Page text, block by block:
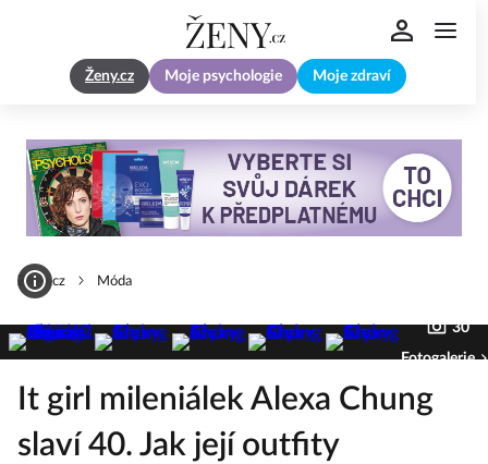
Ženy.cz Moje psychologie Moje zdraví
Zeny.cz Móda
30
Fotogalerie
It girl mileniálek Alexa Chung
slaví 40. Jak její outfity